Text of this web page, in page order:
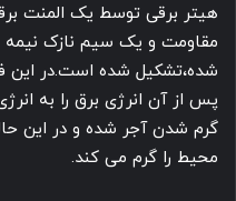
هیتر برقی توسط یک المنت
مقاومت و یک سیم نازک نیمه
شده،تشکیل شده است.در این
پس از آن انرژی برق را به
گرم شدن آجر شده و در این
محیط را گرم می کند.